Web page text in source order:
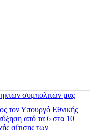
συμπολιτών μας
τον Υπουργό Εθνικής
από τα 6 στα 10
σίτισης των